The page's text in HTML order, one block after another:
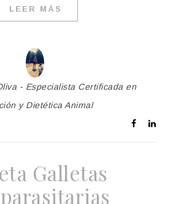
LEER MÁS
- Especialista Certificada en
y Dietética Animal
Galletas